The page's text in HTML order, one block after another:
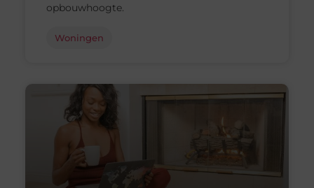
opbouwhoogte.
Woningen